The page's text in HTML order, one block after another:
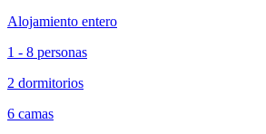
Alojamiento entero
1 - 8 personas
2 dormitorios
6 camas